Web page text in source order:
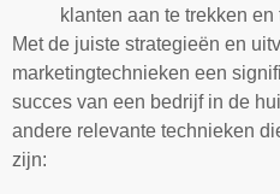
klanten aan te trekken en
Met de juiste strategieën en
marketingtechnieken een
succes van een bedrijf in de
andere relevante technieken
zijn: